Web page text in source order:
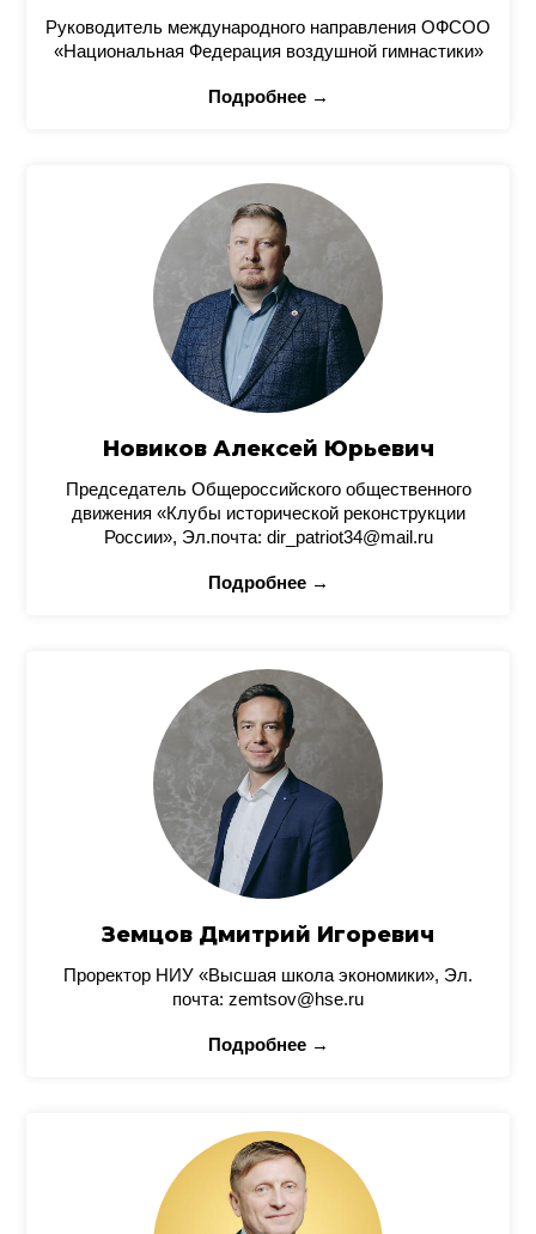
Руководитель международного направления ОФСОО
«Национальная Федерация воздушной гимнастики»
Подробнее →
Новиков Алексей Юрьевич
Председатель Общероссийского общественного
движения «Клубы исторической реконструкции
России», Эл.почта: dir_patriot34@mail.ru
Подробнее →
Земцов Дмитрий Игоревич
Проректор НИУ «Высшая школа экономики», Эл.
почта: zemtsov@hse.ru
Подробнее →